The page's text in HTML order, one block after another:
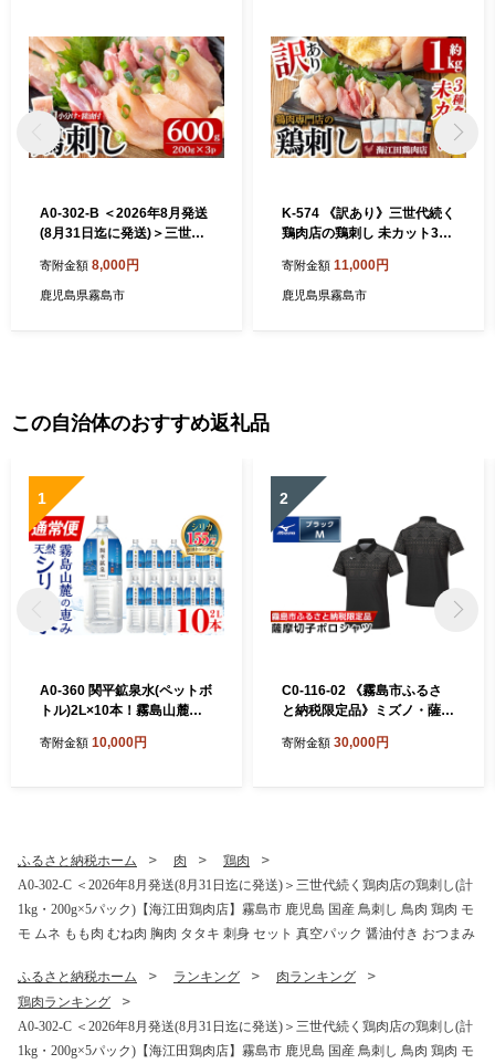
A0-302-B ＜2026年8月発送
(8月31日迄に発送)＞三世代
g・200g×3パック)【海江田
鶏肉店】霧島市 鹿児島 国産
寄附金額 8,000円
鹿児島県霧島市
K-574 《訳あり》三世代続く
鶏肉店の鶏刺し 未カット3種
400g、ムネ300g、ササミ30
0g)【海江田鶏肉店】霧島市
寄附金額 11,000円
鹿児島県霧島市
この自治体のおすすめ返礼品
1
A0-360 関平鉱泉水(ペットボ
トル)2L×10本！霧島山麓の
水♪美容と健康のミネラル成
寄附金額 10,000円
2
C0-116-02 《霧島市ふるさ
と納税限定品》ミズノ・薩摩
ク・M)【ミズノ】 日本製 国
寄附金額 30,000円
ふるさと納税ホーム 肉
鶏肉
A0-302-C ＜2026年8月発送(8月31日迄に発送)＞三世代続く鶏肉店の鶏刺し(計
1kg・200g×5パック)【海江田鶏肉店】霧島市 鹿児島 国産 鳥刺し 鳥肉 鶏肉 モ
モ ムネ もも肉 むね肉 胸肉 タタキ 刺身 セット 真空パック 醤油付き おつまみ
ふるさと納税ホーム ランキング
肉ランキング
鶏肉ランキング
A0-302-C ＜2026年8月発送(8月31日迄に発送)＞三世代続く鶏肉店の鶏刺し(計
1kg・200g×5パック)【海江田鶏肉店】霧島市 鹿児島 国産 鳥刺し 鳥肉 鶏肉 モ